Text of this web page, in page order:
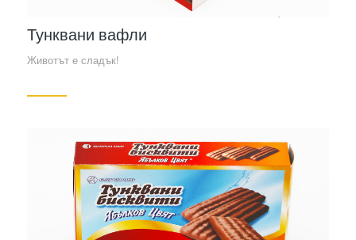
Тунквани вафли
Животът е сладък!